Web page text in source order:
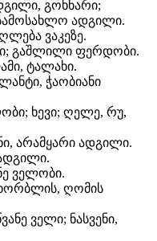
გოხნარი;
ადგილი.
ვაკეზე.
გაშლილი ფერდობი.
ტალახი.
ჭაობიანი
ხევი; ღელე, რუ,
არამყარი ადგილი.
ველობი.
ღომის
ველი; ნასვენი,